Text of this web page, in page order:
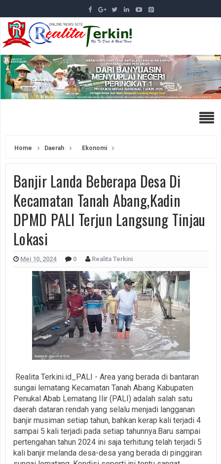
Home Daerah Ekonomi
Banjir Landa Beberapa Desa Di
Kecamatan Tanah Abang,Kadin
DPMD PALI Terjun Langsung Tinjau
Lokasi
Mei 10, 2024 0 Realita Terkini
Realita Terkini.id_PALI - Area yang berada di bantaran
sungai lematang Kecamatan Tanah Abang Kabupaten
Penukal Abab Lematang Ilir (PALI) adalah salah satu
daerah dataran rendah yang selalu menjadi langganan
banjir musiman setiap tahun, bahkan kerap kali terjadi 4
sampai 5 kali terjadi pada setiap tahunnya.Baru sampai
pertengahan tahun 2024 ini saja terhitung telah terjadi 5
kali banjir melanda desa-desa yang berada di pinggiran